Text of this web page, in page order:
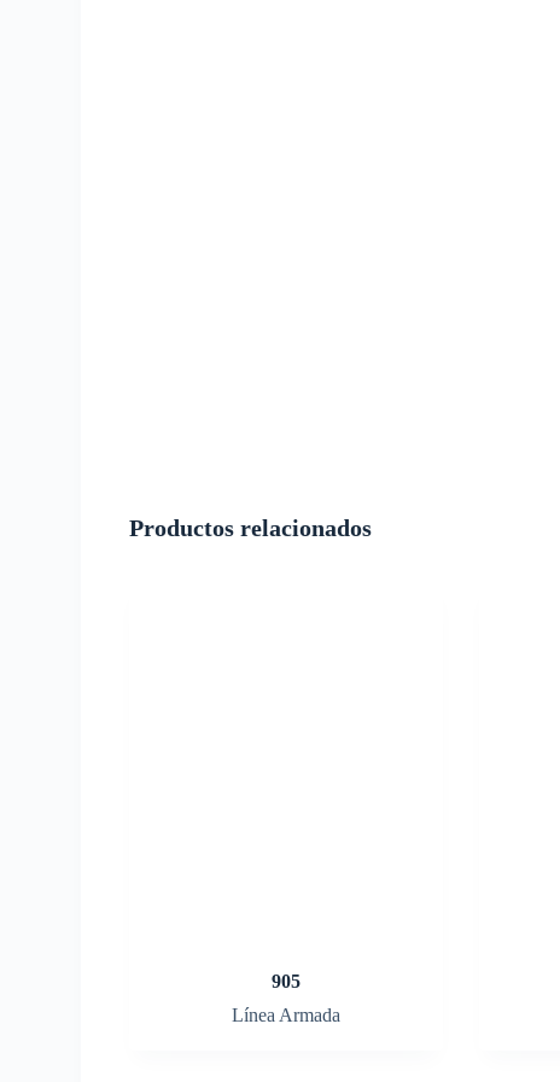
Productos relacionados
905
Línea Armada